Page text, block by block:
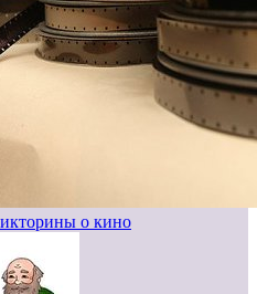
о кино